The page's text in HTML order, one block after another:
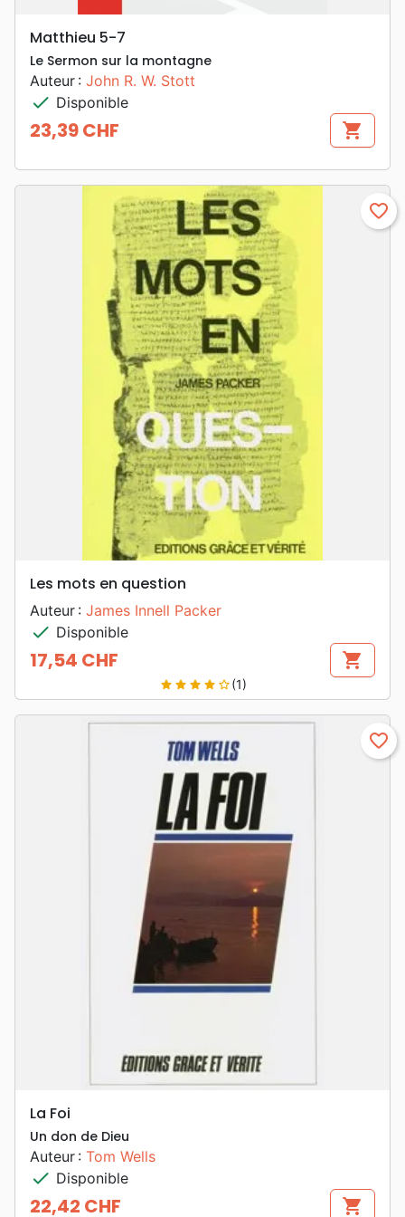
Matthieu 5-7
Le Sermon sur la montagne
Auteur : John R. W. Stott
check Disponible
Prix
23,39 CHF shopping_cart
favorite_border
Les mots en question
Auteur : James Innell Packer
check Disponible
Prix
17,54 CHF shopping_cart
star star star star star_border(1)
favorite_border
La Foi
Un don de Dieu
Auteur : Tom Wells
check Disponible
22,42 CHF shopping_cart